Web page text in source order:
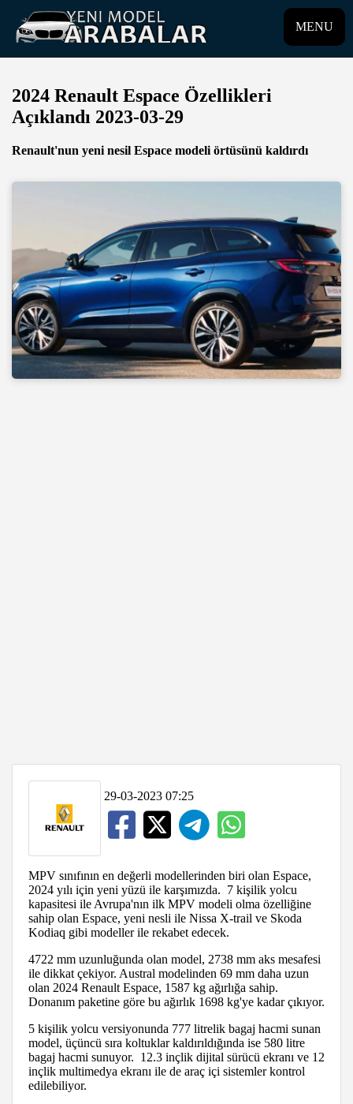
MENU
2024 Renault Espace Özellikleri
Açıklandı 2023-03-29
Renault'nun yeni nesil Espace modeli örtüsünü kaldırdı
29-03-2023 07:25
MPV sınıfının en değerli modellerinden biri olan Espace,
2024 yılı için yeni yüzü ile karşımızda. 7 kişilik yolcu
kapasitesi ile Avrupa'nın ilk MPV modeli olma özelliğine
sahip olan Espace, yeni nesli ile Nissa X-trail ve Skoda
Kodiaq gibi modeller ile rekabet edecek.
4722 mm uzunluğunda olan model, 2738 mm aks mesafesi
ile dikkat çekiyor. Austral modelinden 69 mm daha uzun
olan 2024 Renault Espace, 1587 kg ağırlığa sahip.
Donanım paketine göre bu ağırlık 1698 kg'ye kadar çıkıyor.
5 kişilik yolcu versiyonunda 777 litrelik bagaj hacmi sunan
model, üçüncü sıra koltuklar kaldırıldığında ise 580 litre
bagaj hacmi sunuyor. 12.3 inçlik dijital sürücü ekranı ve 12
inçlik multimedya ekranı ile de araç içi sistemler kontrol
edilebiliyor.